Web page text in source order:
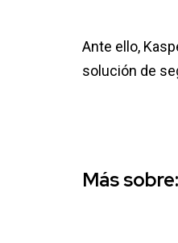
Ante ello,
solución de
Más sobre: